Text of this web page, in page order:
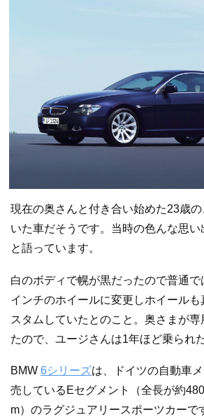
現在の奥さんと付き合い始めた23歳
いた車だそうです。当時の色んな思
と語っています。
白のボディで幌が黒だったので普通
インチのホイールに変更しホイール
スタムしていたとのこと。奥さまが
たので、ユージさんは1年ほど乗られ
BMW 6シリーズは、ドイツの自動車
売しているEセグメント（全長が約
m）のラグジュアリースポーツカーで